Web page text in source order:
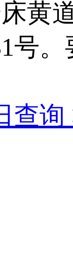
黄
号。
查询